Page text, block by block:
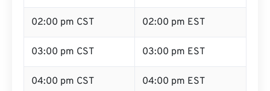
02:00 pm CST 02:00 pm EST
03:00 pm CST 03:00 pm EST
04:00 pm CST 04:00 pm EST